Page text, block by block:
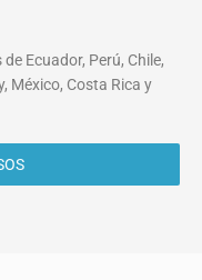
Ecuador, Perú, Chile,
México, Costa Rica y